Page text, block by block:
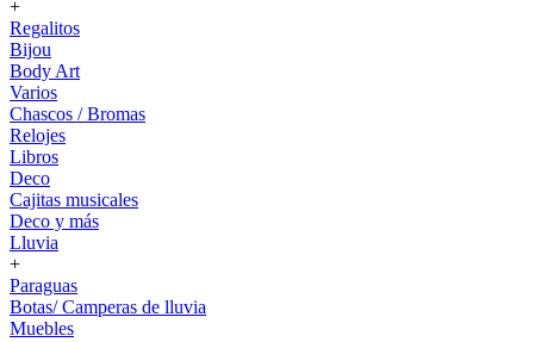
+
Regalitos
Bijou
Body Art
Varios
Chascos / Bromas
Relojes
Libros
Deco
Cajitas musicales
Deco y más
Lluvia
+
Paraguas
Botas/ Camperas de lluvia
Muebles